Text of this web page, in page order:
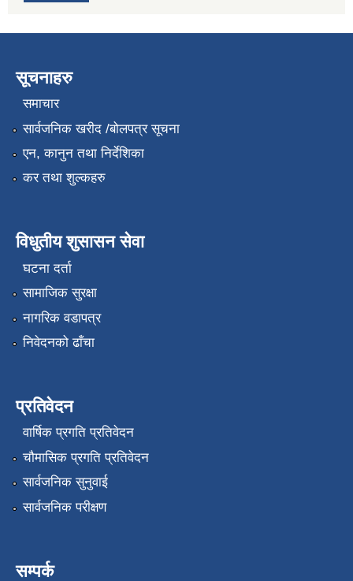
सूचनाहरु
समाचार
सार्वजनिक खरीद /बोलपत्र सूचना
एन, कानुन तथा निर्देशिका
कर तथा शुल्कहरु
विधुतीय शुसासन सेवा
घटना दर्ता
सामाजिक सुरक्षा
नागरिक वडापत्र
निवेदनको ढाँचा
प्रतिवेदन
वार्षिक प्रगति प्रतिवेदन
चौमासिक प्रगति प्रतिवेदन
सार्वजनिक सुनुवाई
सार्वजनिक परीक्षण
सम्पर्क